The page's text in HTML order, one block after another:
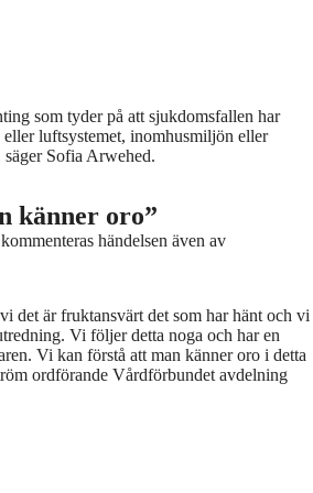
som tyder på att sjukdomsfallen har
eller luftsystemet, inomhusmiljön eller
Sofia Arwehed.
känner oro”
händelsen även av
det är fruktansvärt det som har hänt och vi
Vi följer detta noga och har en
Vi kan förstå att man känner oro i detta
ordförande Vårdförbundet avdelning